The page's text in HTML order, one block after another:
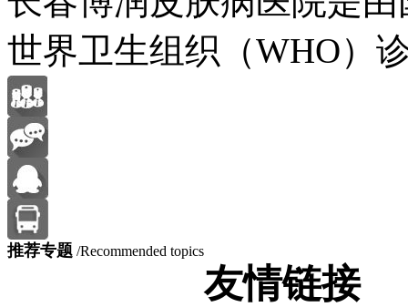
世界卫生组织（WHO）
推荐专题 /Recommended topics
友情链接